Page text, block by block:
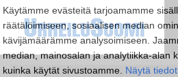
Käytämme evästeitä tarjoamamme
räätälöimiseen, sosiaalisen median
kävijämäärämme analysoimiseen.
median, mainosalan ja analytiikka-alan
kuinka käytät sivustoamme. Näytä tiedot